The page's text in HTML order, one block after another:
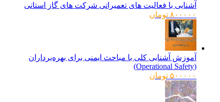
آشنایی با فعالیت های تعمیراتی شرکت های گاز استانی
۸۰۰۰۰۰ تومان
آموزش آشنایی کلی با مباحث ایمنی برای بهره‌برداران
۵۰۰۰۰۰ تومان